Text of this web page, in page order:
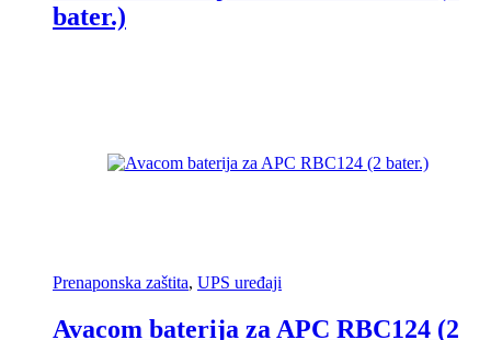
bater.)
Prenaponska zaštita, UPS uređaji
Avacom baterija za APC RBC124 (2